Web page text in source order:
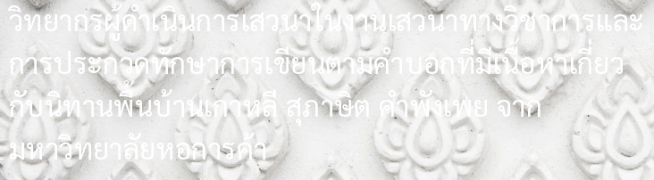
วิทยากรผู้ดำเนินการเสวนาในงานเสวนาทางวิชาการและ
การประกวดทักษาการเขียนตามคำบอกที่มีเนื้อหาเกี่ยว
กับนิทานพื้นบ้านเกาหลี สุภาษิต คำพังเพย จาก
มหาวิทยาลัยหอการค้า